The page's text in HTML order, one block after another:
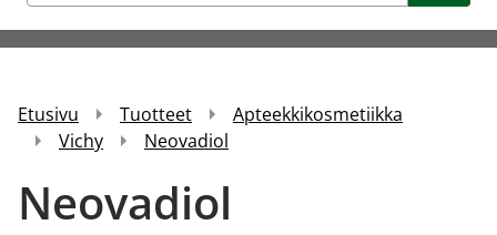
Etusivu Tuotteet
Apteekkikosmetiikka
Vichy
Neovadiol
Neovadiol